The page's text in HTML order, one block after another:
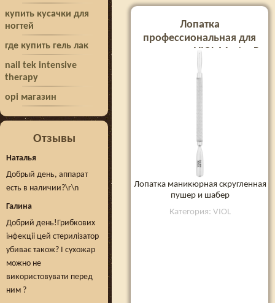
купить кусачки для
ногтей
где купить гель лак
nail tek intensive
therapy
opi магазин
Отзывы
Наталья
Добрый день, аппарат
есть в наличии?\r\n
Галина
Добрий день!Грибкових
інфекціі цей стерилізатор
убиває також? І сухожар
можно не
використовувати перед
ним ?
Лопатка
профессиональная для
маникюра VIOL Master Р
form 3
Лопатка маникюрная скругленная
пушер и шабер
Категория: VIOL